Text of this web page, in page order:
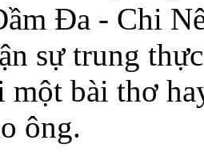
Đa - Chi
sự trung
một bài thơ
ông.